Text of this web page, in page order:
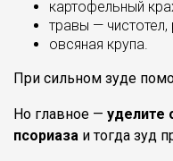
картофельный
травы —
овсяная крупа.
При сильном зуде
Но главное — уделите
псориаза и тогда зуд